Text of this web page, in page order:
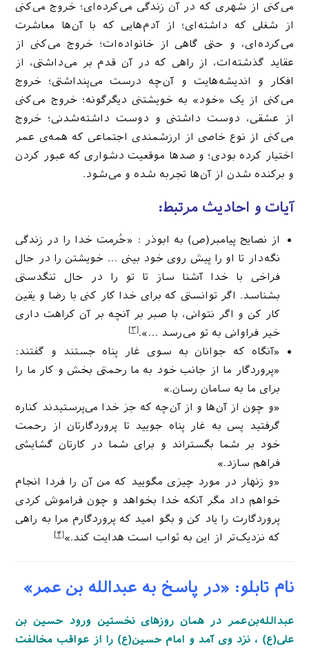
می‌کنی از شهری که در آن زندگی می‌کرده‌ای؛ خروج می‌کنی
از شغلی که داشته‌ای؛ از آدم‌هایی که با آن‌ها معاشرت
می‌کرده‌ای، و حتی گاهی از خانواده‌ات؛ خروج می‌کنی از
عقاید گذشته‌ات، از راهی که در آن قدم بر می‌داشتی، از
افکار و اندیشه‌هایت و آن‌چه درست می‌پنداشتی؛ خروج
می‌کنی از یک «خود» به خویشتنی دیگرگونه؛ خروج می‌کنی
از عشقی، دوست داشتنی و دوست داشته‌شدنی؛ خروج
می‌کنی از نوع خاصی از ارزشمندی اجتماعی که همه‌ی عمر
اختیار کرده بودی؛ و صدها موقعیت دشواری که عبور کردن
و برکنده شدن از آن‌ها تجربه شده و می‌شود.
آیات و احادیث مرتبط:
از نصایح پیامبر(ص) به ابوذر : «حُرمت خدا را در زندگی
نگه‌دار تا او را پیش روی خود بینی … خویشتن را در حال
فراخی با خدا آشنا ساز تا تو را در حال تنگدستی
بشناسد. اگر توانستی که برای خدا کار کنی با رضا و یقین
کار کن و اگر نتوانی، با صبر بر آنچه بر آن کراهت داری
خیر فراوانی به تو می‌رسد …».[۳]
«آنگاه که جوانان به سوی غار پناه جستند و گفتند:
«پروردگار ما از جانب خود به ما رحمتی بخش و کار ما را
برای ما به سامان رسان.»
«و چون از آن‌ها و از آن‌چه که جز خدا می‌پرستیدند کناره
گرفتید پس به غار پناه جویید تا پروردگارتان از رحمت
خود بر شما بگستراند و برای شما در کارتان گشایشی
فراهم سازد.»
«و زنهار در مورد چیزی مگویید که من آن را فردا انجام
خواهم داد مگر آنکه خدا بخواهد و چون فراموش کردی
پروردگارت را یاد کن و بگو امید که پروردگارم مرا به راهی
که نزدیک‌تر از این به ثواب است هدایت کند.»[۴]
نام تابلو: «در پاسخ به عبدالله بن عمر»
عبدالله‌بن‌عمر در همان روزهای نخستین ورود حسین بن
علی(ع) ، نزد وی آمد و امام حسین(ع) را از عواقب مخالفت